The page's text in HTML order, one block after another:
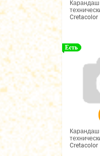
Cretacolor
Cretacolor